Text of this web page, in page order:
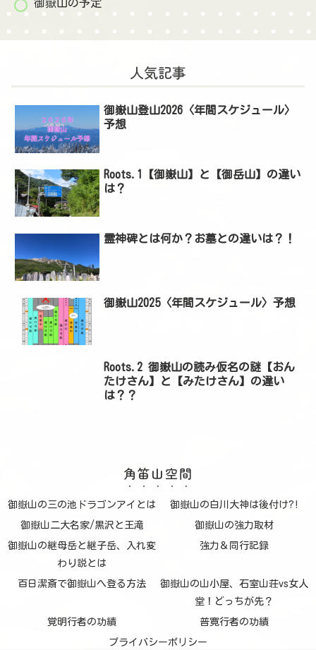
御嶽山の予定
人気記事
御嶽山登山2026〈年間スケジュール〉
予想
Roots.1【御嶽山】と【御岳山】の違い
は？
霊神碑とは何か？お墓との違いは？！
御嶽山2025〈年間スケジュール〉予想
Roots.2 御嶽山の読み仮名の謎【おん
たけさん】と【みたけさん】の違い
は？？
角笛山空間
御嶽山の三の池ドラゴンアイとは 御嶽山の白川大神は後付け?!
御嶽山二大名家/黒沢と王滝 御嶽山の強力取材
御嶽山の継母岳と継子岳、入れ変
わり説とは
強力＆同行記録
百日潔斎で御嶽山へ登る方法
御嶽山の山小屋、石室山荘vs女人
堂！どっちが先？
覚明行者の功績 普寛行者の功績
プライバシーポリシー